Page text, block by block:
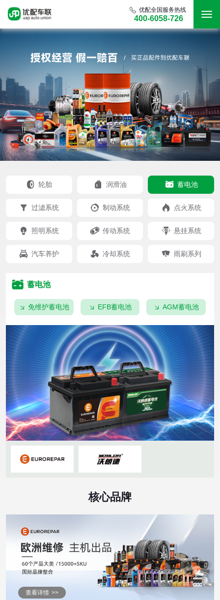
优配全国服务热线
400-6058-726
轮胎 润滑油 蓄电池
过滤系统 制动系统 点火系统
照明系统 传动系统 悬挂系统
汽车养护 冷却系统 雨刷系列
蓄电池
免维护蓄电池 EFB蓄电池 AGM蓄电池
核心品牌
查看详情 >>